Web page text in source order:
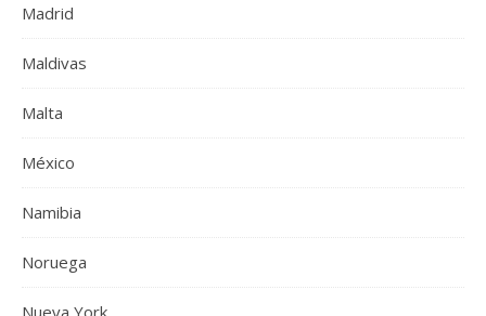
Madrid
Maldivas
Malta
México
Namibia
Noruega
Nueva York